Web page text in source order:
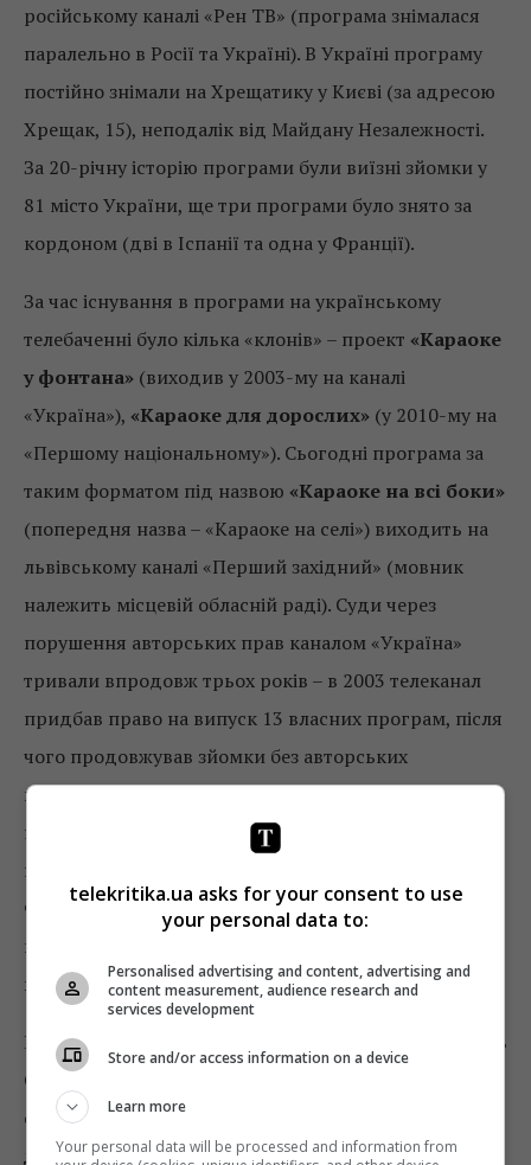
російському каналі «Рен ТВ» (програма знімалася
паралельно в Росії та Україні). В Україні програму
постійно знімали на Хрещатику у Києві (за адресою
Хрещак, 15), неподалік від Майдану Незалежності.
За 20-річну історію програми були виїзні зйомки у
81 місто України, ще три програми було знято за
кордоном (дві в Іспанії та одна у Франції).
За час існування в програми на українському
телебаченні було кілька «клонів» – проект «Караоке
у фонтана» (виходив у 2003-му на каналі
«Україна»), «Караоке для дорослих» (у 2010-му на
«Першому національному»). Сьогодні програма за
таким форматом під назвою «Караоке на всі боки»
(попередня назва – «Караоке на селі») виходить на
львівському каналі «Перший західний» (мовник
належить місцевій обласній раді). Суди через
порушення авторських прав каналом «Україна»
тривали впродовж трьох років – в 2003 телеканал
придбав право на випуск 13 власних програм, після
чого продовжував зйомки без авторських
відрахувань. Програма на «Першому
національному» була закрита після висунення
претензій щодо порушення авторських прав.
Формат програми був проданий Казахстану –
проект виходив на каналі КТК під назвою
караоке».
Нагадаємо, в холдингу StarLightMedia, куди входить
СТБ, триває проект
січня перейшла на нову організаційну структуру –
дивізіональну. У новій структурі представлені
telekritika.ua asks for your consent to use
your personal data to:
Personalised advertising and content, advertising and
content measurement, audience research and
services development
Store and/or access information on a device
Learn more
Your personal data will be processed and information from